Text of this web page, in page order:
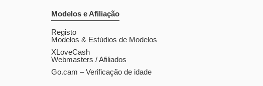
Modelos e Afiliação
Registo
Modelos & Estúdios de Modelos
XLoveCash
Webmasters / Afiliados
Go.cam – Verificação de idade